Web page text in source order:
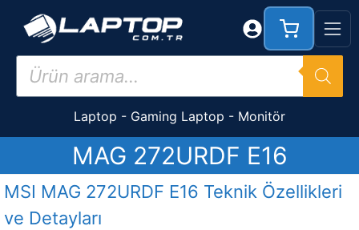
Products
search
Laptop - Gaming Laptop - Monitör
MAG 272URDF E16
MSI MAG 272URDF E16 Teknik Özellikleri
ve Detayları